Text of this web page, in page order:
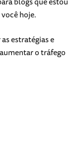
hoje.
estratégias e
o tráfego